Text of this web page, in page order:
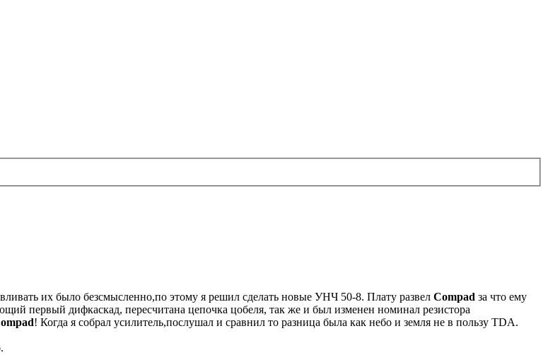
их было безсмысленно,по этому я решил сделать новые УНЧ 50-8. Плату развел Compad за что ему
первый дифкаскад, пересчитана цепочка цобеля, так же и был изменен номинал резистора
! Когда я собрал усилитель,послушал и сравнил то разница была как небо и земля не в пользу TDA.